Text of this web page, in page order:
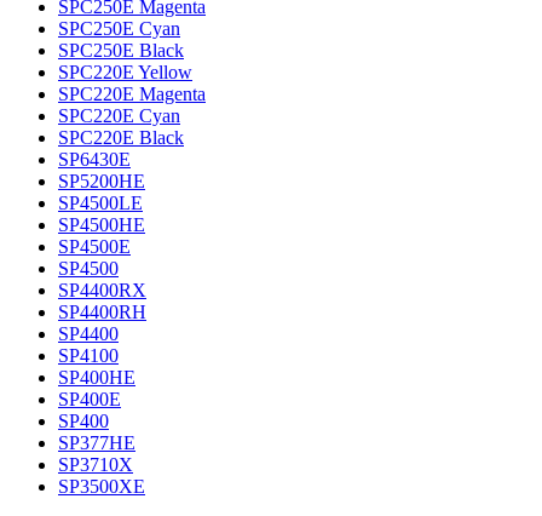
SPC250E Magenta
SPC250E Cyan
SPC250E Black
SPC220E Yellow
SPC220E Magenta
SPC220E Cyan
SPC220E Black
SP6430E
SP5200HE
SP4500LE
SP4500HE
SP4500E
SP4500
SP4400RX
SP4400RH
SP4400
SP4100
SP400HE
SP400E
SP400
SP377HE
SP3710X
SP3500XE